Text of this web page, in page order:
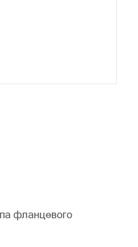
фланцевого